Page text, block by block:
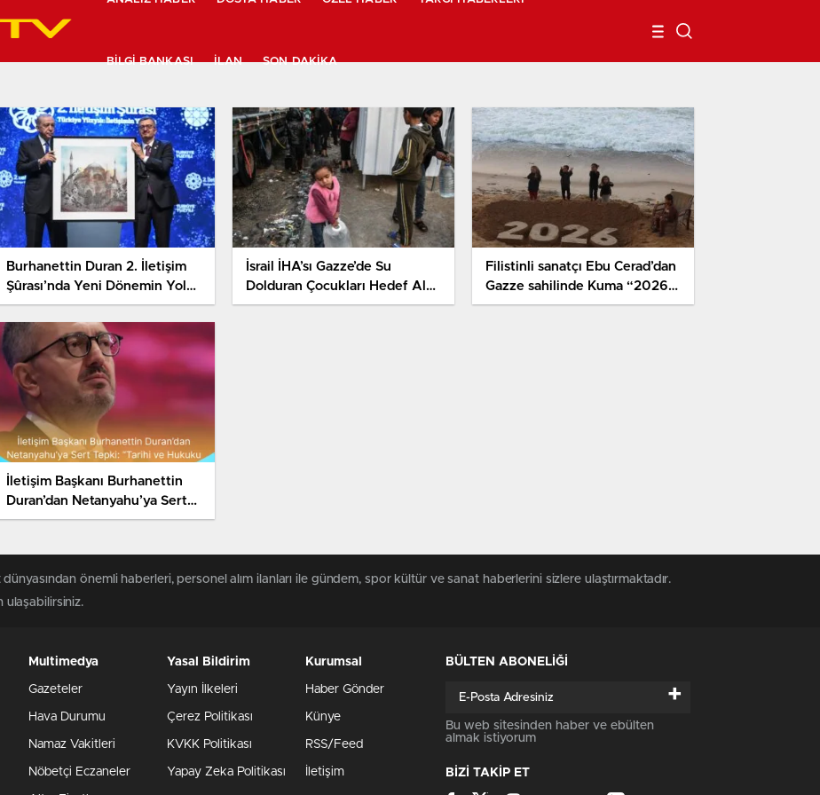
BILGI BANKASI İLAN SON DAKIKA
Burhanettin Duran 2. İletişim
Şûrası’nda Yeni Dönemin Yol
Haritasını Açıkladı
İsrail İHA’sı Gazze’de Su
Dolduran Çocukları Hedef Aldı.
1 Çocuk Hayatını Kaybetti
Filistinli sanatçı Ebu Cerad’dan
Gazze sahilinde Kuma “2026”
yazdı
İletişim Başkanı Burhanettin
Duran’dan Netanyahu’ya Sert
Tepki: “Tarihi ve Hukuku
önemli haberleri, personel alım ilanları ile gündem, spor kültür ve sanat haberlerini sizlere ulaştırmaktadır.
ulaşabilirsiniz.
Multimedya
Gazeteler
Hava Durumu
Namaz Vakitleri
Nöbetçi Eczaneler
Yasal Bildirim
Yayın İlkeleri
Çerez Politikası
KVKK Politikası
Yapay Zeka Politikası
Kurumsal
Haber Gönder
Künye
RSS/Feed
İletişim
BÜLTEN ABONELİĞİ
+
Bu web sitesinden haber ve ebülten
almak istiyorum
BİZİ TAKİP ET